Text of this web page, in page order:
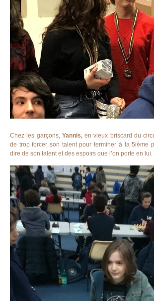
Chez les garçons, Yannis, en vieux briscard du
de trop forcer son talent pour terminer à la 5ième
dire de son talent et des espoirs que l’on porte en lui.